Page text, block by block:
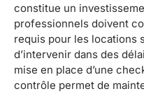
constitue un
professionnels doivent
requis pour les locations
d’intervenir dans des
mise en place d’une
contrôle permet de